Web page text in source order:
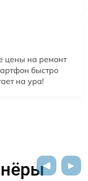
цены на ремонт
быстро
на ура!